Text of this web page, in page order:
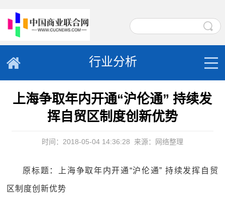
行业分析
上海争取年内开通“沪伦通” 持续发
挥自贸区制度创新优势
时间：2018-05-04 14:36:28 来源：网络整理
原标题：上海争取年内开通“沪伦通” 持续发挥自贸
区制度创新优势